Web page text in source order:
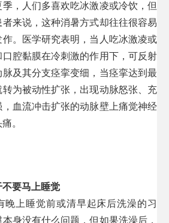
人们多喜欢吃冰激凌或冷饮，但
者来说，这种消暑方式却往往很容易
作。医学研究表明，当人吃冰激凌或
腔黏膜在冷刺激的作用下，可反射
及其分支痉挛变细，当痉挛达到最
转为被动性扩张，出现动脉怒张、充
血流冲击扩张的动脉壁上痛觉神经
。
要马上睡觉
上睡觉前或清早起床后洗澡的习
身没有什么问题，但如果洗澡后，